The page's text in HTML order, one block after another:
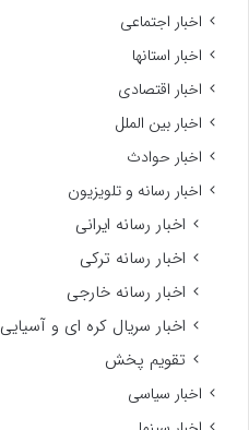
اخبار اجتماعی
اخبار استانها
اخبار اقتصادی
اخبار بین الملل
اخبار حوادث
اخبار رسانه و تلویزیون
اخبار رسانه ایرانی
اخبار رسانه ترکی
اخبار رسانه خارجی
اخبار سریال کره ای و آسیایی
تقویم پخش
اخبار سیاسی